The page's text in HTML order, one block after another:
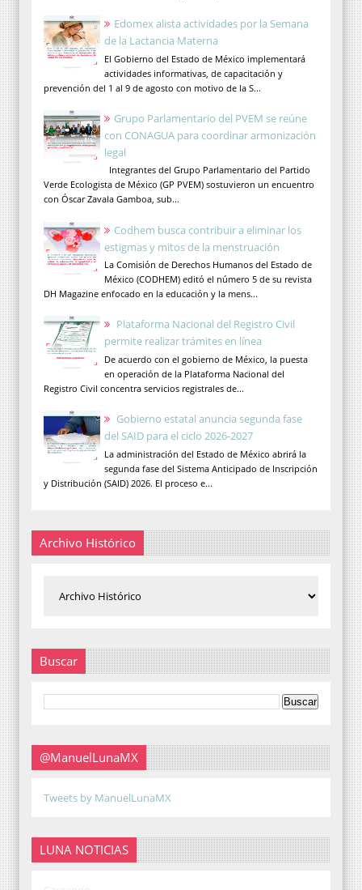
Edomex alista actividades por la Semana
de la Lactancia Materna
El Gobierno del Estado de México implementará
actividades informativas, de capacitación y
prevención del 1 al 9 de agosto con motivo de la S...
Grupo Parlamentario del PVEM se reúne
con CONAGUA para coordinar armonización
legal
Integrantes del Grupo Parlamentario del Partido
Verde Ecologista de México (GP PVEM) sostuvieron un encuentro
con Óscar Zavala Gamboa, sub...
Codhem busca contribuir a eliminar los
estigmas y mitos de la menstruación
La Comisión de Derechos Humanos del Estado de
México (CODHEM) editó el número 5 de su revista
DH Magazine enfocado en la educación y la mens...
Plataforma Nacional del Registro Civil
permite realizar trámites en línea
De acuerdo con el gobierno de México, la puesta
en operación de la Plataforma Nacional del
Registro Civil concentra servicios registrales de...
Gobierno estatal anuncia segunda fase
del SAID para el ciclo 2026-2027
La administración del Estado de México abrirá la
segunda fase del Sistema Anticipado de Inscripción
y Distribución (SAID) 2026. El proceso e...
Archivo Histórico
Buscar
@ManuelLunaMX
Tweets by ManuelLunaMX
LUNA NOTICIAS